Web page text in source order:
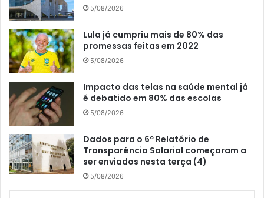
5/08/2026
Lula já cumpriu mais de 80% das
promessas feitas em 2022
5/08/2026
Impacto das telas na saúde mental já
é debatido em 80% das escolas
5/08/2026
Dados para o 6º Relatório de
Transparência Salarial começaram a
ser enviados nesta terça (4)
5/08/2026